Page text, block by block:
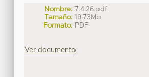
Nombre: 7.4.26.pdf
Tamaño: 19.73Mb
Formato: PDF
Ver documento